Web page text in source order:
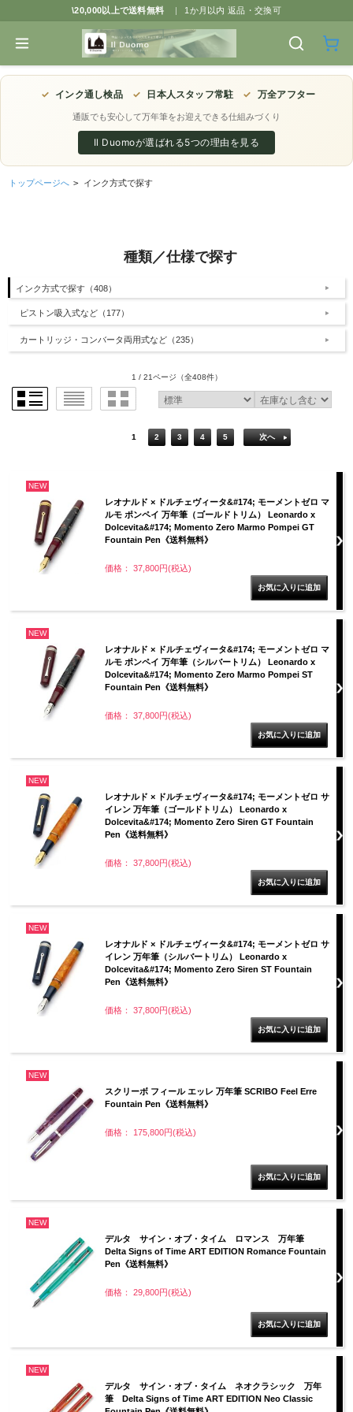
\20,000以上で送料無料 | 1か月以内 返品・交換可
✓ インク通し検品 ✓ 日本人スタッフ常駐 ✓ 万全アフター
通販でも安心して万年筆をお迎えできる仕組みづくり
Il Duomoが選ばれる5つの理由を見る
トップページへ > インク方式で探す
種類／仕様で探す
インク方式で探す（408）
ピストン吸入式など（177）
カートリッジ・コンバータ両用式など（235）
1 / 21ページ （全408件）
1 2 3 4 5 次へ
NEW
レオナルド × ドルチェヴィータ&#174; モーメントゼロ マ
ルモ ポンペイ 万年筆（ゴールドトリム） Leonardo x
Dolcevita&#174; Momento Zero Marmo Pompei GT
Fountain Pen《送料無料》
価格： 37,800円(税込)
NEW
レオナルド × ドルチェヴィータ&#174; モーメントゼロ マ
ルモ ポンペイ 万年筆（シルバートリム） Leonardo x
Dolcevita&#174; Momento Zero Marmo Pompei ST
Fountain Pen《送料無料》
価格： 37,800円(税込)
NEW
レオナルド × ドルチェヴィータ&#174; モーメントゼロ サ
イレン 万年筆（ゴールドトリム） Leonardo x
Dolcevita&#174; Momento Zero Siren GT Fountain
Pen《送料無料》
価格： 37,800円(税込)
NEW
レオナルド × ドルチェヴィータ&#174; モーメントゼロ サ
イレン 万年筆（シルバートリム） Leonardo x
Dolcevita&#174; Momento Zero Siren ST Fountain
Pen《送料無料》
価格： 37,800円(税込)
NEW
スクリーボ フィール エッレ 万年筆 SCRIBO Feel Erre
Fountain Pen《送料無料》
価格： 175,800円(税込)
NEW
デルタ サイン・オブ・タイム ロマンス 万年筆
Delta Signs of Time ART EDITION Romance Fountain
Pen《送料無料》
価格： 29,800円(税込)
NEW
デルタ サイン・オブ・タイム ネオクラシック 万年
筆 Delta Signs of Time ART EDITION Neo Classic